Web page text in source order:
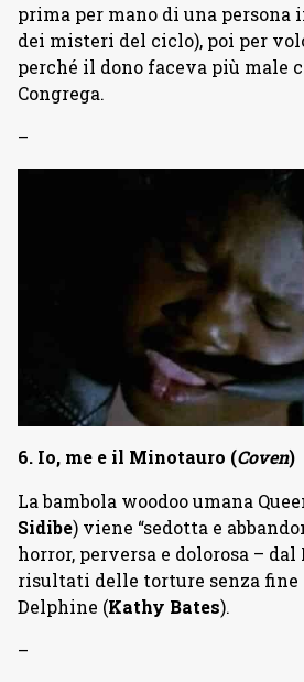
prima per mano di una persona
dei misteri del ciclo), poi per
perché il dono faceva più male
Congrega.
–
6. Io, me e il Minotauro (Coven)
La bambola woodoo umana
Sidibe) viene “sedotta e
horror, perversa e dolorosa –
risultati delle torture senza fine
Delphine (Kathy Bates).
–